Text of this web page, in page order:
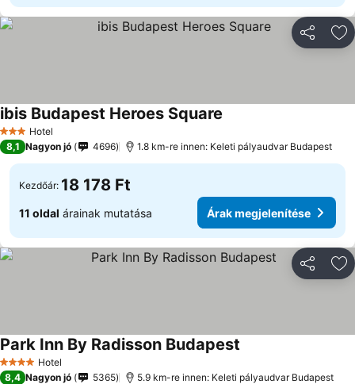
3 Kategória
Hotel
ibis Budapest Heroes Square
8,1 Nagyon jó 4696 1.8 km-re innen: Keleti pályaudvar Budapest
Kezdőár: 18 178 Ft
11 oldal árainak mutatása Árak megjelenítése
4 KategóriaHotel
Park Inn By Radisson Budapest
8,4 Nagyon jó 5365 5.9 km-re innen: Keleti pályaudvar Budapest